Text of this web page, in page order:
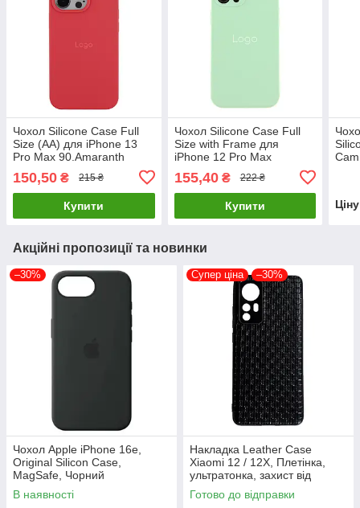
Чохол Silicone Case Full
Size (AA) для iPhone 13
Pro Max 90.Amaranth
силіконовий чохол
150,50 ₴ 215 ₴
Купити
Чохол Silicone Case Full
Size with Frame для
iPhone 12 Pro Max
силіконовий, легкий,
захисний
155,40₴ 222 ₴
Купити
Акційні пропозиції та новинки
–30%
Чохол Apple iPhone 16e,
Original Silicon Case,
MagSafe, Чорний
В наявності
Супер ціна –30%
Накладка Leather Case
Xiaomi 12 / 12X, Плетінка,
ультратонка, захист від
подряпин і пилу
Готово до відправки